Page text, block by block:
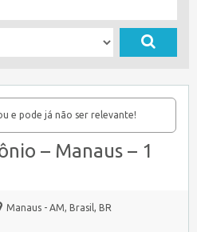
e pode já não ser relevante!
– Manaus – 1
Manaus - AM, Brasil, BR